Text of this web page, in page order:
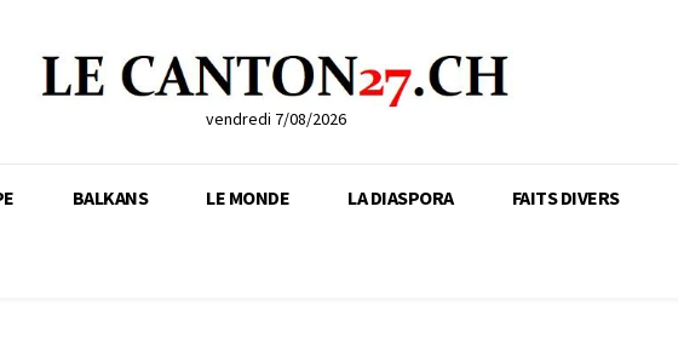
vendredi 7/08/2026
BALKANS LE MONDE LA DIASPORA FAITS DIVERS